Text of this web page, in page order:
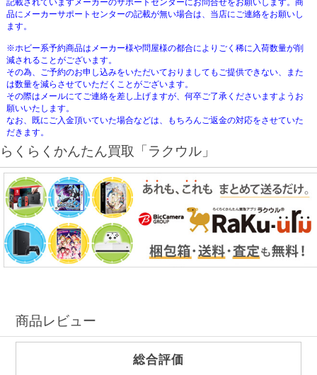
記載されていますメーカーのサポートセンターにお問合せをお願いします。商
品にメーカーサポートセンターの記載が無い場合は、当店にご連絡をお願いし
ます。
※ホビー系予約商品はメーカー様や問屋様の都合によりごく稀に入荷数量が削
減されることがございます。
その為、ご予約のお申し込みをいただいておりましてもご提供できない、また
は数量を減らさせていただくことがございます。
その際はメールにてご連絡を差し上げますが、何卒ご了承くださいますようお
願いいたします。
なお、既にご入金頂いていた場合などは、もちろんご返金の対応をさせていた
だきます。
らくらくかんたん買取「ラクウル」
商品レビュー
総合評価